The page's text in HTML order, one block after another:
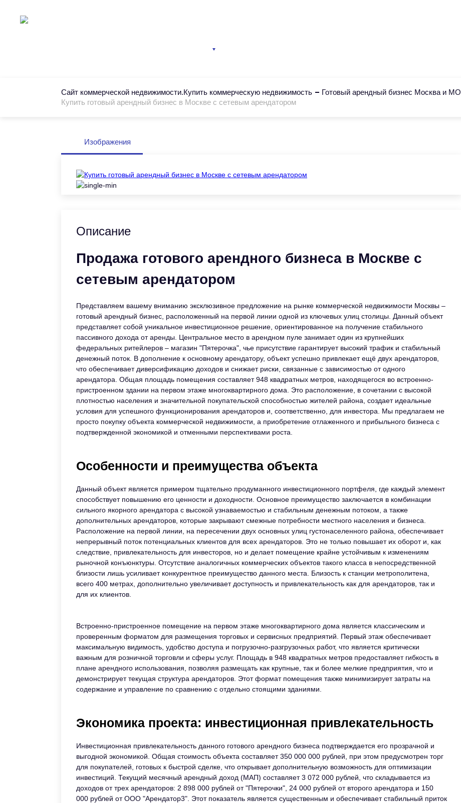
Сайт коммерческой недвижимости.Купить коммерческую недвижимость
Готовый арендный бизнес Москва и МО
Купить готовый арендный бизнес в Москве с сетевым арендатором
Изображения
Описание
Продажа готового арендного бизнеса в Москве с
сетевым арендатором
Представляем вашему вниманию эксклюзивное предложение на рынке коммерческой недвижимости Москвы –
готовый арендный бизнес, расположенный на первой линии одной из ключевых улиц столицы. Данный объект
представляет собой уникальное инвестиционное решение, ориентированное на получение стабильного
пассивного дохода от аренды. Центральное место в арендном пуле занимает один из крупнейших
федеральных ритейлеров – магазин "Пятерочка", чье присутствие гарантирует высокий трафик и стабильный
денежный поток. В дополнение к основному арендатору, объект успешно привлекает ещё двух арендаторов,
что обеспечивает диверсификацию доходов и снижает риски, связанные с зависимостью от одного
арендатора. Общая площадь помещения составляет 948 квадратных метров, находящегося во встроенно-
пристроенном здании на первом этаже многоквартирного дома. Это расположение, в сочетании с высокой
плотностью населения и значительной покупательской способностью жителей района, создает идеальные
условия для успешного функционирования арендаторов и, соответственно, для инвестора. Мы предлагаем не
просто покупку объекта коммерческой недвижимости, а приобретение отлаженного и прибыльного бизнеса с
подтвержденной экономикой и отменными перспективами роста.
Особенности и преимущества объекта
Данный объект является примером тщательно продуманного инвестиционного портфеля, где каждый элемент
способствует повышению его ценности и доходности. Основное преимущество заключается в комбинации
сильного якорного арендатора с высокой узнаваемостью и стабильным денежным потоком, а также
дополнительных арендаторов, которые закрывают смежные потребности местного населения и бизнеса.
Расположение на первой линии, на пересечении двух основных улиц густонаселенного района, обеспечивает
непрерывный поток потенциальных клиентов для всех арендаторов. Это не только повышает их оборот и, как
следствие, привлекательность для инвесторов, но и делает помещение крайне устойчивым к изменениям
рыночной конъюнктуры. Отсутствие аналогичных коммерческих объектов такого класса в непосредственной
близости лишь усиливает конкурентное преимущество данного места. Близость к станции метрополитена,
всего 400 метрах, дополнительно увеличивает доступность и привлекательность как для арендаторов, так и
для их клиентов.
Встроенно-пристроенное помещение на первом этаже многоквартирного дома является классическим и
проверенным форматом для размещения торговых и сервисных предприятий. Первый этаж обеспечивает
максимальную видимость, удобство доступа и погрузочно-разгрузочных работ, что является критически
важным для розничной торговли и сферы услуг. Площадь в 948 квадратных метров предоставляет гибкость в
плане арендного использования, позволяя размещать как крупные, так и более мелкие предприятия, что и
демонстрирует текущая структура арендаторов. Этот формат помещения также минимизирует затраты на
содержание и управление по сравнению с отдельно стоящими зданиями.
Экономика проекта: инвестиционная привлекательность
Инвестиционная привлекательность данного готового арендного бизнеса подтверждается его прозрачной и
выгодной экономикой. Общая стоимость объекта составляет 350 000 000 рублей, при этом предусмотрен торг
для покупателей, готовых к быстрой сделке, что открывает дополнительную возможность для оптимизации
инвестиций. Текущий месячный арендный доход (МАП) составляет 3 072 000 рублей, что складывается из
доходов от трех арендаторов: 2 898 000 рублей от "Пятерочки", 24 000 рублей от второго арендатора и 150
000 рублей от ООО "Арендатор3". Этот показатель является существенным и обеспечивает стабильный приток